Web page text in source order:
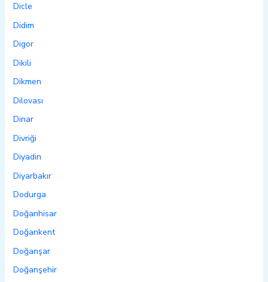
Dicle
Didim
Digor
Dikili
Dikmen
Dilovası
Dinar
Divriği
Diyadin
Diyarbakır
Dodurga
Doğanhisar
Doğankent
Doğanşar
Doğanşehir